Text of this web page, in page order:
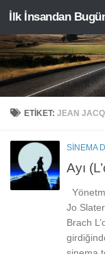
Skip to content
İlk İnsandan
ETIKET:JEAN
SINEMA
Ayı
Jo
Brach